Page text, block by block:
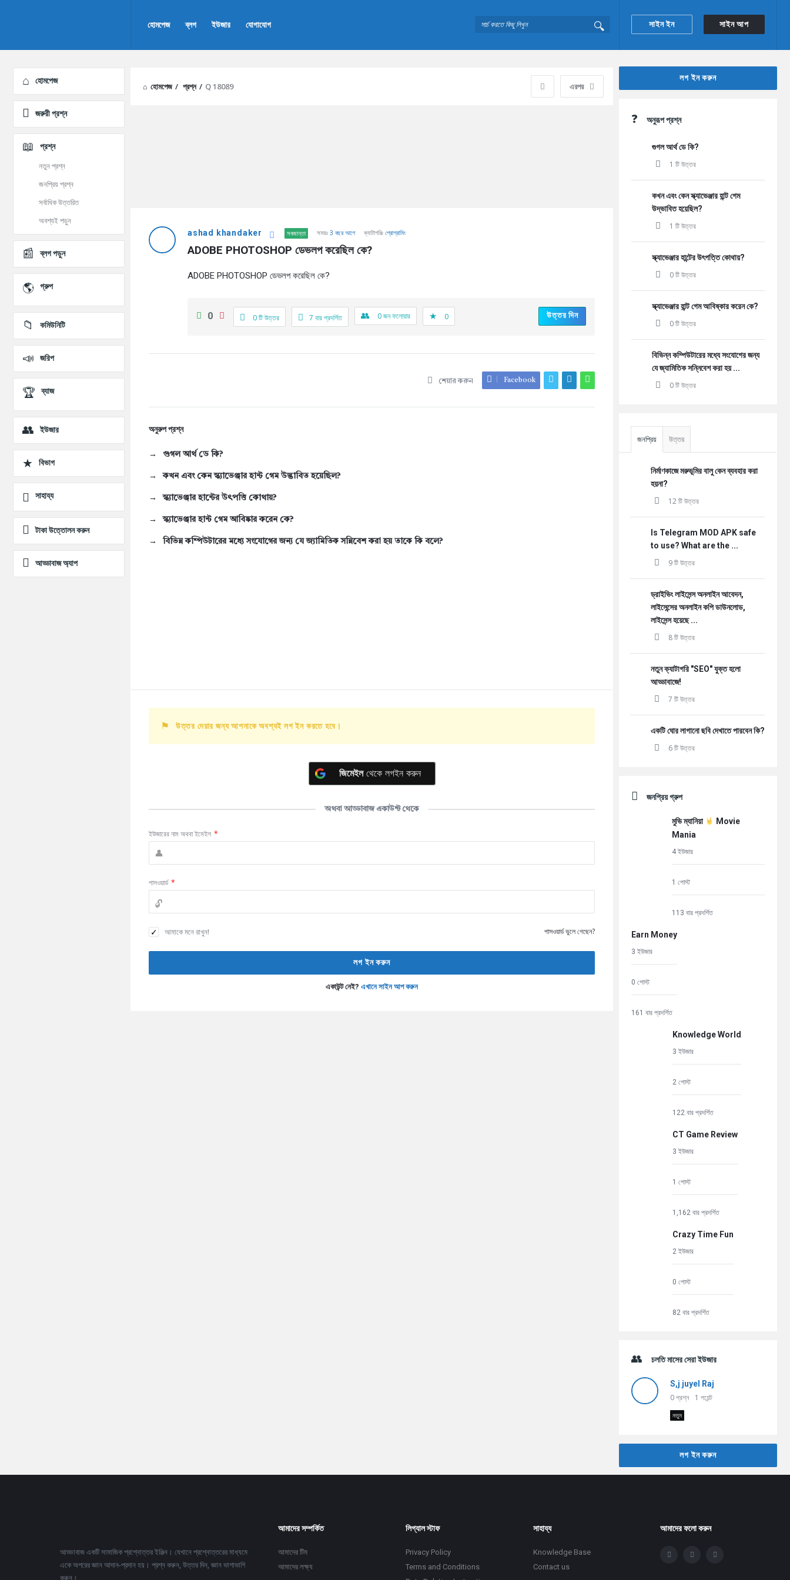
সাইন ইন সাইন আপ
Navigation
হোমপেজ ব্লগ ইউজার যোগাযোগ
হোমপেজ / প্রশ্ন / Q 18089 এরপর
Latest
ashad khandaker সবজান্তা সময়ঃ 3 বছর আগে ক্যাটাগরিঃ প্রোগ্রামিং
ADOBE PHOTOSHOP ডেভলপ করেছিল কে?
ADOBE PHOTOSHOP ডেভলপ করেছিল কে?
0 0 টি উত্তর 7 বার প্রদর্শিত 0জন ফলোয়ার 0 উত্তর দিন
শেয়ার করুন Facebook
অনুরুপ প্রশ্ন
গুগল আর্থ ডে কি?
কখন এবং কেন স্ক্যাভেঞ্জার হান্ট গেম উদ্ভাবিত হয়েছিল?
স্ক্যাভেঞ্জার হান্টের উৎপত্তি কোথায়?
স্ক্যাভেঞ্জার হান্ট গেম আবিষ্কার করেন কে?
বিভিন্ন কম্পিউটারের মধ্যে সংযোগের জন্য যে জ্যামিতিক সন্নিবেশ করা হয় তাকে কি বলে?
উত্তর দেয়ার জন্য আপনাকে অবশ্যই লগ ইন করতে হবে।
জিমেইলথেকে লগইন করুন
অথবা আড্ডাবাজ একাউন্ট থেকে
ইউজারের নাম অথবা ইমেইল *
পাসওয়ার্ড *
আমাকে মনে রাখুন! পাসওয়ার্ড ভুলে গেছেন?
একাউন্ট নেই? এখানে সাইন আপ করুন
লগ ইন করুন
অনুরূপ প্রশ্ন
গুগল আর্থ ডে কি?
1 টি উত্তর
কখন এবং কেন স্ক্যাভেঞ্জার হান্ট গেম
উদ্ভাবিত হয়েছিল?
1 টি উত্তর
স্ক্যাভেঞ্জার হান্টের উৎপত্তি কোথায়?
0 টি উত্তর
স্ক্যাভেঞ্জার হান্ট গেম আবিষ্কার করেন কে?
0 টি উত্তর
বিভিন্ন কম্পিউটারের মধ্যে সংযোগের জন্য
যে জ্যামিতিক সন্নিবেশ করা হয় ...
0 টি উত্তর
জনপ্রিয় উত্তর
নির্মাণকাজে মরুভূমির বালু কেন ব্যবহার করা
হয়না?
12 টি উত্তর
Is Telegram MOD APK safe
to use? What are the ...
9 টি উত্তর
ড্রাইভিং লাইসেন্স অনলাইন আবেদন,
লাইসেন্সের অনলাইন কপি ডাউনলোড,
লাইসেন্স হয়েছে ...
8 টি উত্তর
নতুন ক্যাটাগরি "SEO" যুক্ত হলো
আড্ডাবাজে!
7 টি উত্তর
একটি ঘোর লাগানো ছবি দেখাতে পারবেন কি?
6 টি উত্তর
জনপ্রিয় গ্রুপ
মুভি ম্যানিয়া
Movie
Mania
4 ইউজার
1 পোস্ট
113 বার প্রদর্শিত
Earn Money
3 ইউজার
0 পোস্ট
161 বার প্রদর্শিত
Knowledge World
3 ইউজার
2 পোস্ট
122 বার প্রদর্শিত
CT Game Review
3 ইউজার
1 পোস্ট
1,162 বার প্রদর্শিত
Crazy Time Fun
2 ইউজার
0 পোস্ট
82 বার প্রদর্শিত
চলতি মাসের সেরা ইউজার
S,j juyel Raj
0প্রশ্ন 1 পয়েন্ট
নতুন
লগ ইন করুন
Explore
হোমপেজ
জরুরী প্রশ্ন
প্রশ্ন
নতুন প্রশ্ন
জনপ্রিয় প্রশ্ন
সর্বাধিক উত্তরিত
অবশ্যই পড়ুন
ব্লগ পড়ুন
গ্রুপ
কমিউনিটি
জরিপ
ব্যাজ
ইউজার
বিভাগ
সাহায্য
টাকা উত্তোলন করুন
আড্ডাবাজ অ্যাপ
আড্ডাবাজ একটি সামাজিক প্রশ্নোত্তর ইঞ্জিন। যেখানে প্রশ্নোত্তরের মাধ্যমে
একে অপরের জ্ঞান আদান-প্রদান হয়। প্রশ্ন করুন, উত্তর দিন, জ্ঞান ভাগাভাগি
করুন।
আমাদের সম্পর্কিত
আমাদের টিম
আমাদের লক্ষ্য
লিগ্যাল স্টাফ
Privacy Policy
Terms and Conditions
সাহায্য
Knowledge Base
Contact us
আমাদের ফলো করুন